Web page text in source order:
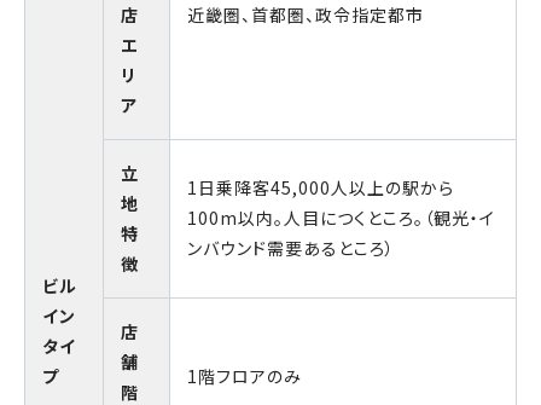
ビル
イン
タイ
プ
店
エ
リ
ア
近畿圏、首都圏、政令指定都市
立
地
特
徴
1日乗降客45,000人以上の駅から
100m以内。人目につくところ。（観光・イ
ンバウンド需要あるところ）
店
舗
階
1階フロアのみ